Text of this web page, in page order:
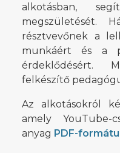
alkotásban,
megszületését.
résztvevőnek a
munkáért és a
érdeklődésért.
felkészítő
Az alkotásokról
amely YouTube-
anyag PDF-